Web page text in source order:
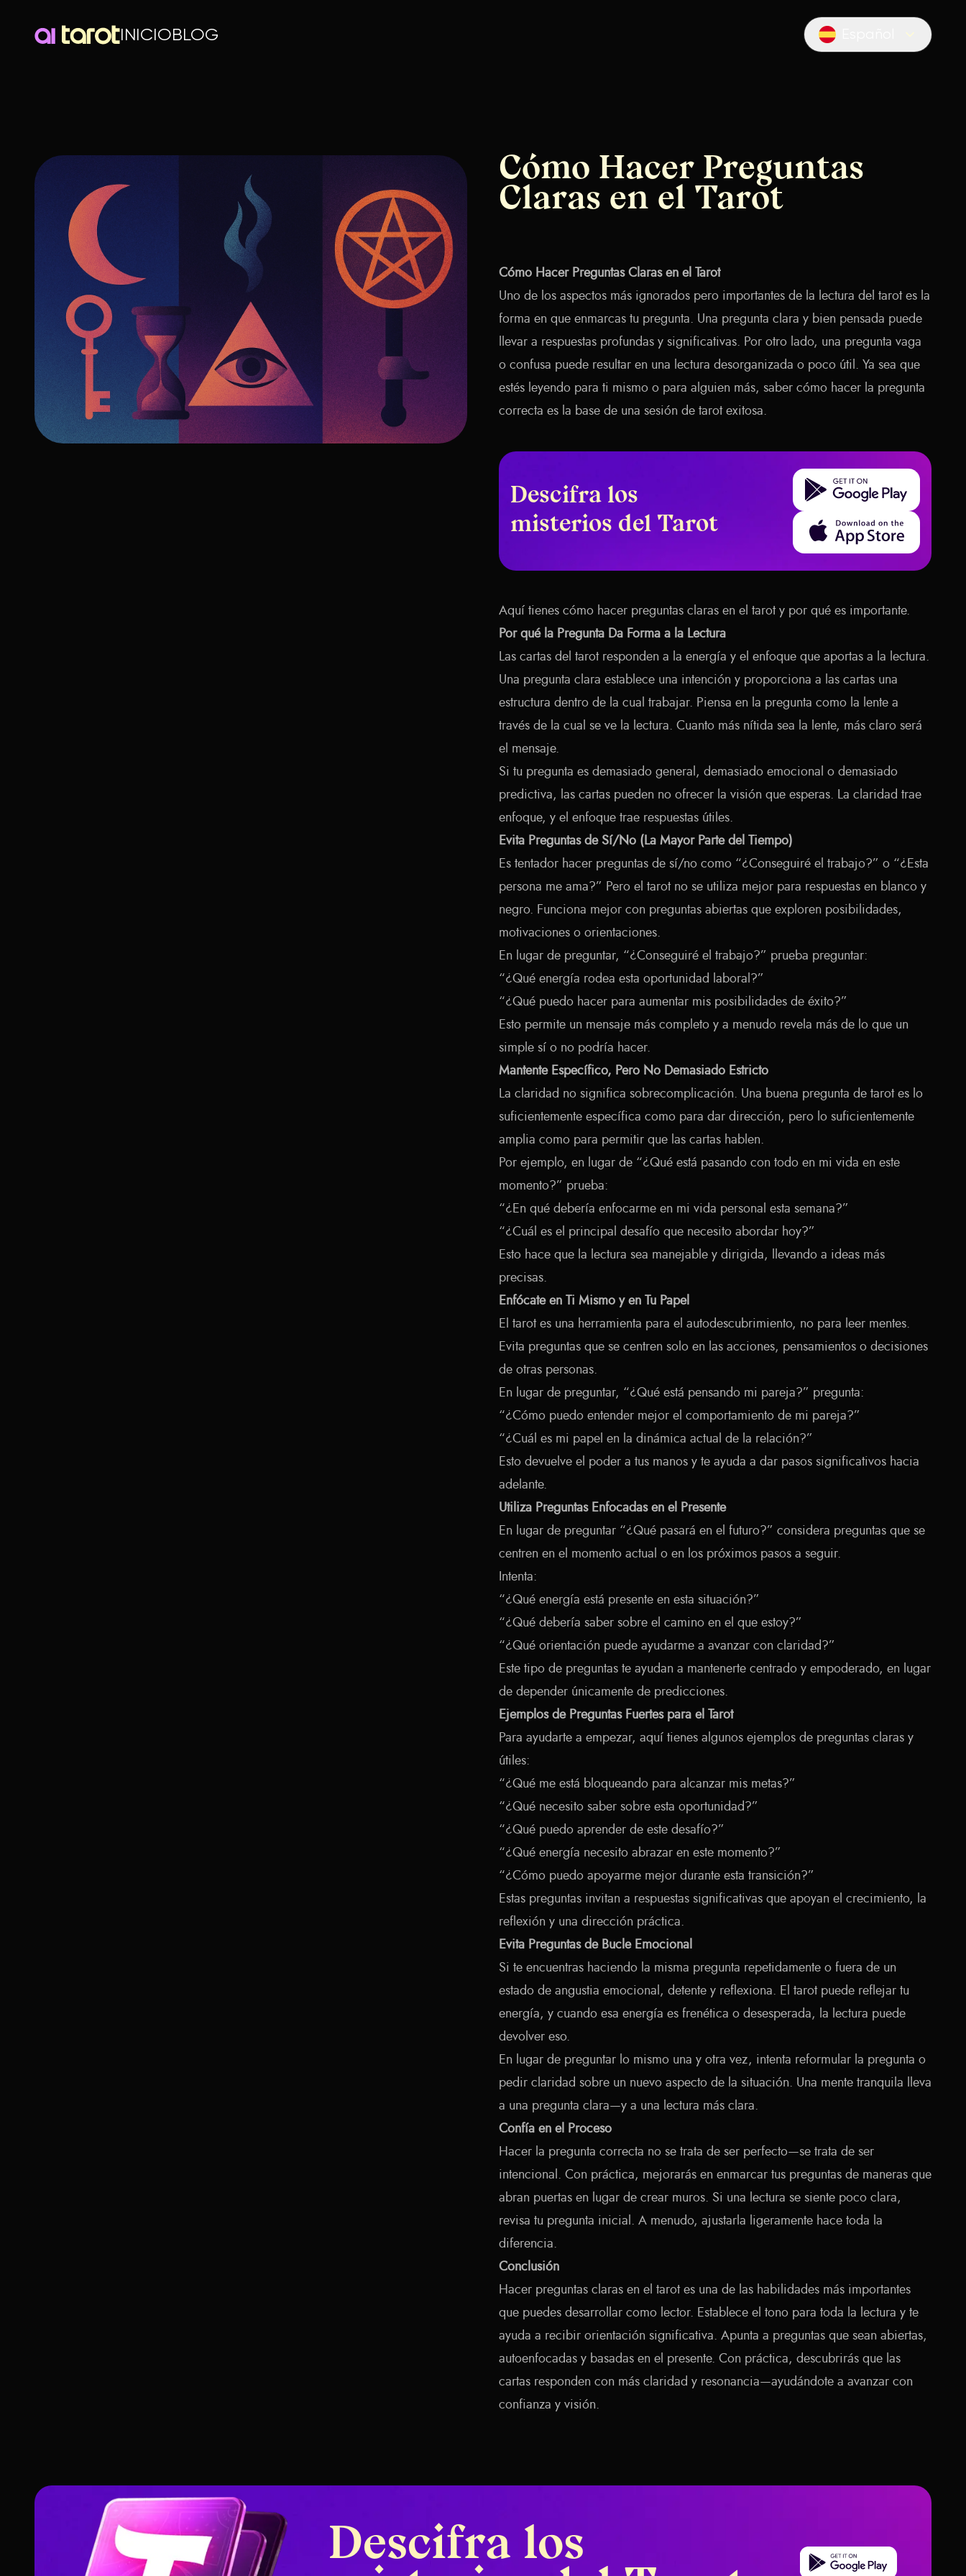
INICIOBLOG Locale switcher
Cómo Hacer Preguntas
Claras en el Tarot
Cómo Hacer Preguntas Claras en el Tarot
Uno de los aspectos más ignorados pero importantes de la lectura del tarot es la
forma en que enmarcas tu pregunta. Una pregunta clara y bien pensada puede
llevar a respuestas profundas y significativas. Por otro lado, una pregunta vaga
o confusa puede resultar en una lectura desorganizada o poco útil. Ya sea que
estés leyendo para ti mismo o para alguien más, saber cómo hacer la pregunta
correcta es la base de una sesión de tarot exitosa.
Descifra los
misterios del Tarot
Get it on Google Play
Download on the App Store
Aquí tienes cómo hacer preguntas claras en el tarot y por qué es importante.
Por qué la Pregunta Da Forma a la Lectura
Las cartas del tarot responden a la energía y el enfoque que aportas a la lectura.
Una pregunta clara establece una intención y proporciona a las cartas una
estructura dentro de la cual trabajar. Piensa en la pregunta como la lente a
través de la cual se ve la lectura. Cuanto más nítida sea la lente, más claro será
el mensaje.
Si tu pregunta es demasiado general, demasiado emocional o demasiado
predictiva, las cartas pueden no ofrecer la visión que esperas. La claridad trae
enfoque, y el enfoque trae respuestas útiles.
Evita Preguntas de Sí/No (La Mayor Parte del Tiempo)
Es tentador hacer preguntas de sí/no como “¿Conseguiré el trabajo?” o “¿Esta
persona me ama?” Pero el tarot no se utiliza mejor para respuestas en blanco y
negro. Funciona mejor con preguntas abiertas que exploren posibilidades,
motivaciones o orientaciones.
En lugar de preguntar, “¿Conseguiré el trabajo?” prueba preguntar:
“¿Qué energía rodea esta oportunidad laboral?”
“¿Qué puedo hacer para aumentar mis posibilidades de éxito?”
Esto permite un mensaje más completo y a menudo revela más de lo que un
simple sí o no podría hacer.
Mantente Específico, Pero No Demasiado Estricto
La claridad no significa sobrecomplicación. Una buena pregunta de tarot es lo
suficientemente específica como para dar dirección, pero lo suficientemente
amplia como para permitir que las cartas hablen.
Por ejemplo, en lugar de “¿Qué está pasando con todo en mi vida en este
momento?” prueba:
“¿En qué debería enfocarme en mi vida personal esta semana?”
“¿Cuál es el principal desafío que necesito abordar hoy?”
Esto hace que la lectura sea manejable y dirigida, llevando a ideas más
precisas.
Enfócate en Ti Mismo y en Tu Papel
El tarot es una herramienta para el autodescubrimiento, no para leer mentes.
Evita preguntas que se centren solo en las acciones, pensamientos o decisiones
de otras personas.
En lugar de preguntar, “¿Qué está pensando mi pareja?” pregunta:
“¿Cómo puedo entender mejor el comportamiento de mi pareja?”
“¿Cuál es mi papel en la dinámica actual de la relación?”
Esto devuelve el poder a tus manos y te ayuda a dar pasos significativos hacia
adelante.
Utiliza Preguntas Enfocadas en el Presente
En lugar de preguntar “¿Qué pasará en el futuro?” considera preguntas que se
centren en el momento actual o en los próximos pasos a seguir.
Intenta:
“¿Qué energía está presente en esta situación?”
“¿Qué debería saber sobre el camino en el que estoy?”
“¿Qué orientación puede ayudarme a avanzar con claridad?”
Este tipo de preguntas te ayudan a mantenerte centrado y empoderado, en lugar
de depender únicamente de predicciones.
Ejemplos de Preguntas Fuertes para el Tarot
Para ayudarte a empezar, aquí tienes algunos ejemplos de preguntas claras y
útiles:
“¿Qué me está bloqueando para alcanzar mis metas?”
“¿Qué necesito saber sobre esta oportunidad?”
“¿Qué puedo aprender de este desafío?”
“¿Qué energía necesito abrazar en este momento?”
“¿Cómo puedo apoyarme mejor durante esta transición?”
Estas preguntas invitan a respuestas significativas que apoyan el crecimiento, la
reflexión y una dirección práctica.
Evita Preguntas de Bucle Emocional
Si te encuentras haciendo la misma pregunta repetidamente o fuera de un
estado de angustia emocional, detente y reflexiona. El tarot puede reflejar tu
energía, y cuando esa energía es frenética o desesperada, la lectura puede
devolver eso.
En lugar de preguntar lo mismo una y otra vez, intenta reformular la pregunta o
pedir claridad sobre un nuevo aspecto de la situación. Una mente tranquila lleva
a una pregunta clara—y a una lectura más clara.
Confía en el Proceso
Hacer la pregunta correcta no se trata de ser perfecto—se trata de ser
intencional. Con práctica, mejorarás en enmarcar tus preguntas de maneras que
abran puertas en lugar de crear muros. Si una lectura se siente poco clara,
revisa tu pregunta inicial. A menudo, ajustarla ligeramente hace toda la
diferencia.
Conclusión
Hacer preguntas claras en el tarot es una de las habilidades más importantes
que puedes desarrollar como lector. Establece el tono para toda la lectura y te
ayuda a recibir orientación significativa. Apunta a preguntas que sean abiertas,
autoenfocadas y basadas en el presente. Con práctica, descubrirás que las
cartas responden con más claridad y resonancia—ayudándote a avanzar con
confianza y visión.
Descifra los
Get it on Google Play